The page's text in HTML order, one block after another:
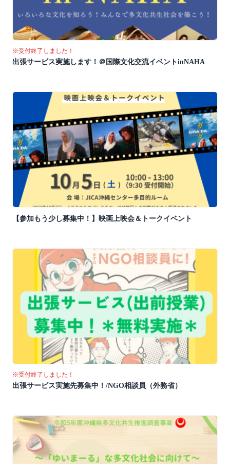
※受付終了しました！
出張サービス実施します！＠国際文化交流イベントinNAHA
【参加もう少し募集中！】映画上映会＆トークイベント
※受付終了しました！
出張サービス実施先募集中！/NGO相談員（外務省）